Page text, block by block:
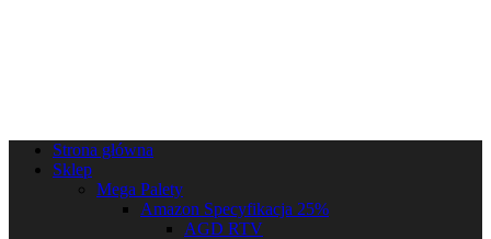
Strona główna
Sklep
Mega Palety
Amazon Specyfikacja 25%
AGD RTV